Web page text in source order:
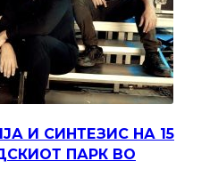
И СИНТЕЗИС НА 15
ПАРК ВО